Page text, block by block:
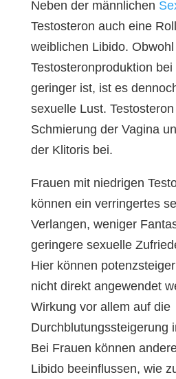
Neben der männlichen
Testosteron auch eine
weiblichen Libido.
Testosteronproduktion
geringer ist, ist es
sexuelle Lust.
Schmierung der Vagina
der Klitoris bei.
Frauen mit niedrigen
können ein verringertes
Verlangen, weniger
geringere sexuelle
Hier können
nicht direkt angewendet
Wirkung vor allem auf die
Durchblutungssteigerung
Bei Frauen können
Libido beeinflussen, wie